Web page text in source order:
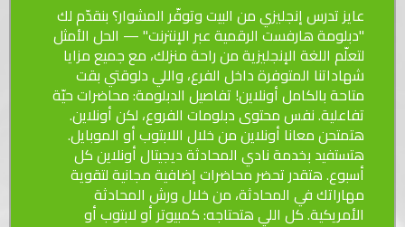
عايز تدرس إنجليزي من البيت وتوفّر المشوار؟ بنقدّم لك
"دبلومة هارفست الرقمية عبر الإنترنت" — الحل الأمثل
لتعلّم اللغة الإنجليزية من راحة منزلك، مع جميع مزايا
شهاداتنا المتوفرة داخل الفرع، واللي دلوقتي بقت
متاحة بالكامل أونلاين! تفاصيل الدبلومة: محاضرات حيّة
تفاعلية. نفس محتوى دبلومات الفروع، لكن أونلاين.
هتمتحن معانا أونلاين من خلال اللابتوب أو الموبايل.
هتستفيد بخدمة نادي المحادثة ديجيتال أونلاين كل
أسبوع. هتقدر تحضر محاضرات إضافية مجانية لتقوية
مهاراتك في المحادثة، من خلال ورش المحادثة
الأمريكية. كل اللي هتحتاجه: كمبيوتر أو لابتوب أو